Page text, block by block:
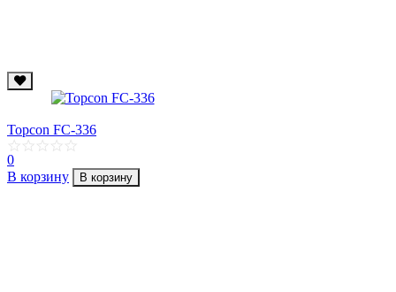
Topcon FC-336
0
В корзину
В корзину